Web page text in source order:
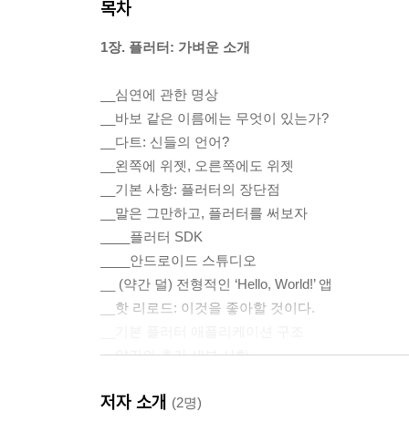
목차
1장. 플러터: 가벼운 소개
__심연에 관한 명상
__바보 같은 이름에는 무엇이 있는가?
__다트: 신들의 언어?
__왼쪽에 위젯, 오른쪽에도 위젯
__기본 사항: 플러터의 장단점
__말은 그만하고, 플러터를 써보자
____플러터 SDK
____안드로이드 스튜디오
__ (약간 덜) 전형적인 ‘Hello, World!’ 앱
__핫 리로드: 이것을 좋아할 것이다.
__약간의 추가 세부 사항
저자 소개 (2명)